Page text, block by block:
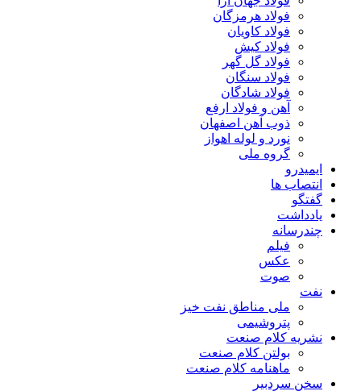
فولاد هرمزگان
فولاد کاویان
فولاد کیش
فولاد گل گهر
فولاد سنگان
فولاد شادگان
آهن و فولاد ارفع
ذوب آهن اصفهان
نورد و لوله اهواز
گروه ملی
ایمیدرو
انتصاب ها
گفتگو
یادداشت
چندرسانه
فیلم
عکس
صوت
نفت
ملی مناطق نفت خیز
پتروشیمی
نشریه کلام صنعت
بولتن کلام صنعت
ماهنامه کلام صنعت
سخن سردبیر